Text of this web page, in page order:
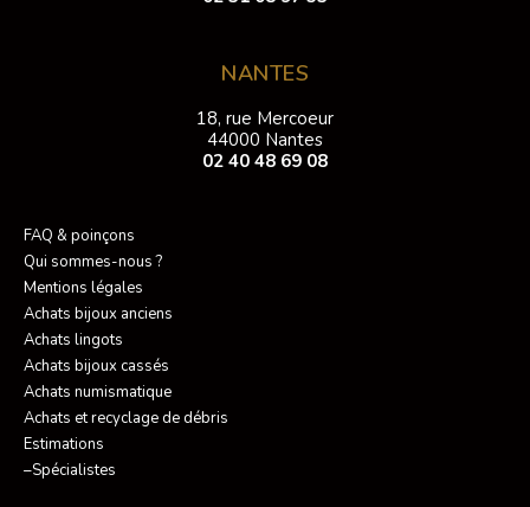
NANTES
18, rue Mercoeur
44000 Nantes
02 40 48 69 08
FAQ & poinçons
Qui sommes-nous ?
Mentions légales
Achats bijoux anciens
Achats lingots
Achats bijoux cassés
Achats numismatique
Achats et recyclage de débris
Estimations
–Spécialistes